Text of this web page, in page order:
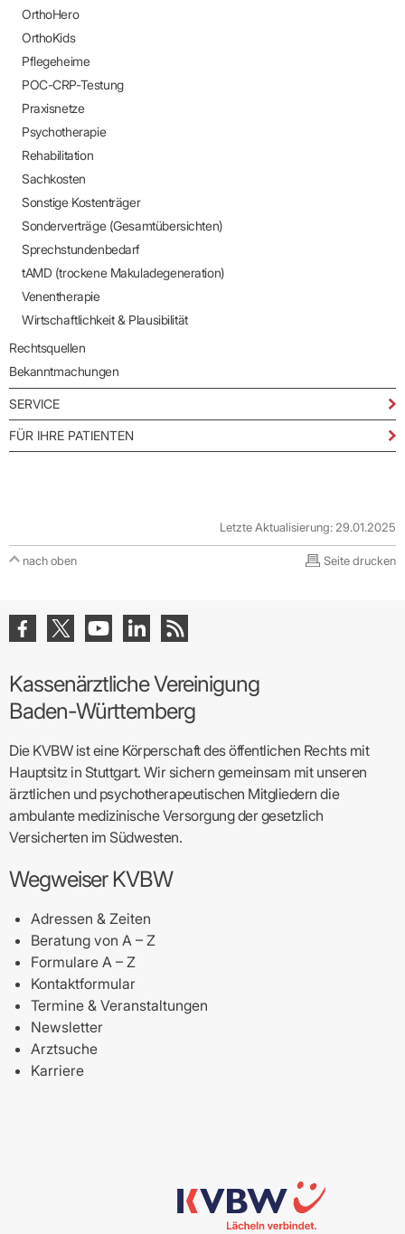
OrthoHero
OrthoKids
Pflegeheime
POC-CRP-Testung
Praxisnetze
Psychotherapie
Rehabilitation
Sachkosten
Sonstige Kostenträger
Sonderverträge (Gesamtübersichten)
Sprechstundenbedarf
tAMD (trockene Makuladegeneration)
Venentherapie
Wirtschaftlichkeit & Plausibilität
Rechtsquellen
Bekanntmachungen
SERVICE
FÜR IHRE PATIENTEN
Letzte Aktualisierung: 29.01.2025
nach oben Seite drucken
Kassenärztliche Vereinigung
Baden-Württemberg
Die KVBW ist eine Körperschaft des öffentlichen Rechts mit
Hauptsitz in Stuttgart. Wir sichern gemeinsam mit unseren
ärztlichen und psychotherapeutischen Mitgliedern die
ambulante medizinische Versorgung der gesetzlich
Versicherten im Südwesten.
Wegweiser KVBW
Adressen & Zeiten
Beratung von A – Z
Formulare A – Z
Kontaktformular
Termine & Veranstaltungen
Newsletter
Arztsuche
Karriere